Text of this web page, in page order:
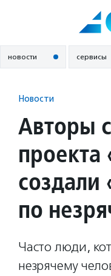
новости сервисы
Новости
Авторы
проекта
по
Часто люди,
незрячему